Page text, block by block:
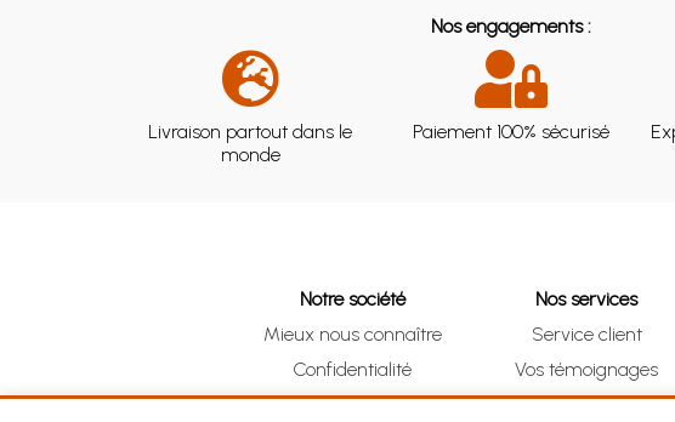
Nos engagements :
Livraison partout dans le
monde
Paiement 100% sécurisé
Notre société
Mieux nous connaître
Confidentialité
CGV
Nos services
Service client
Vos témoignages
Clic & Collect (DRIVE)